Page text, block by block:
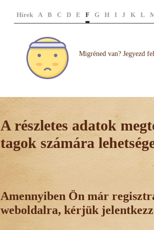
Hírek A B C D E F G H I J K L
Migréned van? Jegyezd
A részletes adatok
tagok számára
Amennyiben Ön már
weboldalra, kérjük